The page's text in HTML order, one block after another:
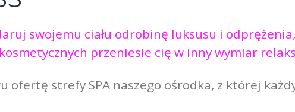
swojemu ciału odrobinę luksusu i
przeniesie cię w inny wymiar
ofertę strefy SPA naszego ośrodka, z której